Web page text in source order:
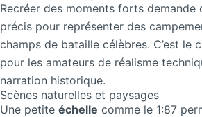
Recréer des moments forts demande
précis pour représenter des
champs de bataille célèbres. C’est le
pour les amateurs de réalisme
narration historique.
Scènes naturelles et paysages
Une petite échelle comme le 1:87